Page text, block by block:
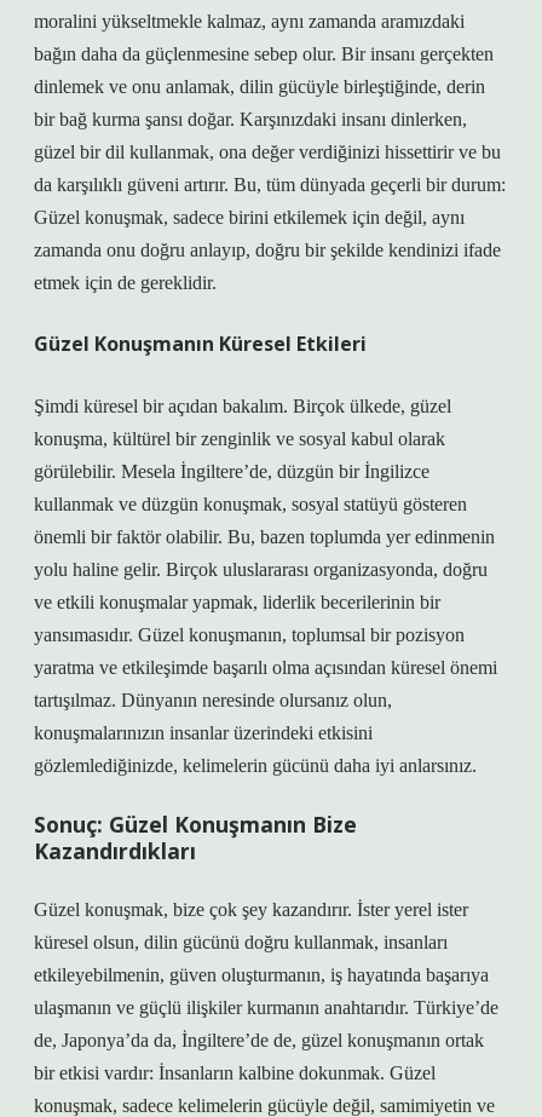
moralini yükseltmekle kalmaz, aynı zamanda aramızdaki
bağın daha da güçlenmesine sebep olur. Bir insanı gerçekten
dinlemek ve onu anlamak, dilin gücüyle birleştiğinde, derin
bir bağ kurma şansı doğar. Karşınızdaki insanı dinlerken,
güzel bir dil kullanmak, ona değer verdiğinizi hissettirir ve bu
da karşılıklı güveni artırır. Bu, tüm dünyada geçerli bir durum:
Güzel konuşmak, sadece birini etkilemek için değil, aynı
zamanda onu doğru anlayıp, doğru bir şekilde kendinizi ifade
etmek için de gereklidir.
Güzel Konuşmanın Küresel Etkileri
Şimdi küresel bir açıdan bakalım. Birçok ülkede, güzel
konuşma, kültürel bir zenginlik ve sosyal kabul olarak
görülebilir. Mesela İngiltere’de, düzgün bir İngilizce
kullanmak ve düzgün konuşmak, sosyal statüyü gösteren
önemli bir faktör olabilir. Bu, bazen toplumda yer edinmenin
yolu haline gelir. Birçok uluslararası organizasyonda, doğru
ve etkili konuşmalar yapmak, liderlik becerilerinin bir
yansımasıdır. Güzel konuşmanın, toplumsal bir pozisyon
yaratma ve etkileşimde başarılı olma açısından küresel önemi
tartışılmaz. Dünyanın neresinde olursanız olun,
konuşmalarınızın insanlar üzerindeki etkisini
gözlemlediğinizde, kelimelerin gücünü daha iyi anlarsınız.
Sonuç: Güzel Konuşmanın Bize
Kazandırdıkları
Güzel konuşmak, bize çok şey kazandırır. İster yerel ister
küresel olsun, dilin gücünü doğru kullanmak, insanları
etkileyebilmenin, güven oluşturmanın, iş hayatında başarıya
ulaşmanın ve güçlü ilişkiler kurmanın anahtarıdır. Türkiye’de
de, Japonya’da da, İngiltere’de de, güzel konuşmanın ortak
bir etkisi vardır: İnsanların kalbine dokunmak. Güzel
konuşmak, sadece kelimelerin gücüyle değil, samimiyetin ve